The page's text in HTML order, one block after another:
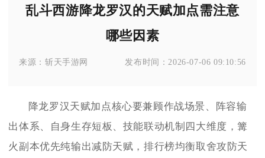
乱斗西游降龙罗汉的天赋加点需注意
哪些因素
来源：斩天手游网 发布时间： 2026-07-06 09:10:56
降龙罗汉天赋加点核心要兼顾作战场景、阵容输
出体系、自身生存短板、技能联动机制四大维度，篝
火副本优先纯输出减防天赋，排行榜均衡取舍攻防天